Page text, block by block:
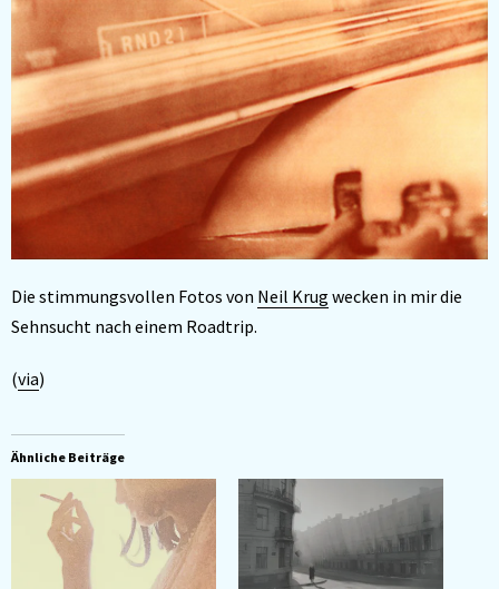
Die stimmungsvollen Fotos von Neil Krug wecken in mir die
Sehnsucht nach einem Roadtrip.
(via)
Ähnliche Beiträge